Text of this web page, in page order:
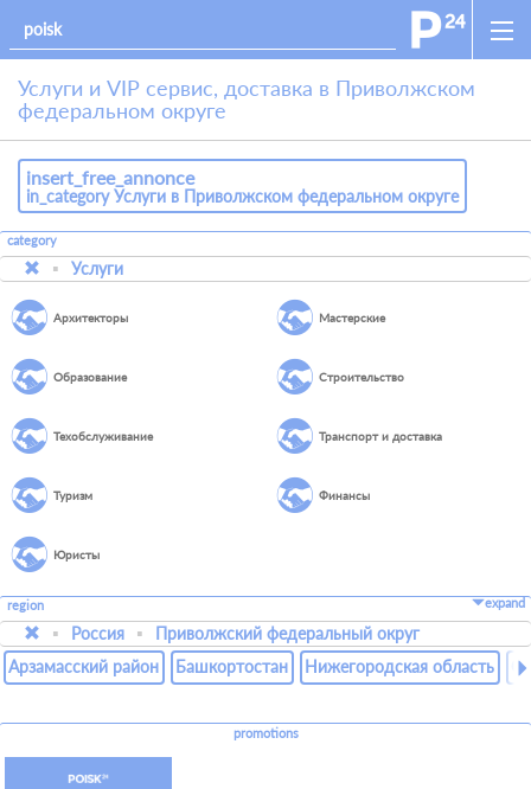
Услуги и VIP сервис, доставка в Приволжском
федеральном округе
insert_free_annonce
in_category Услуги в Приволжском федеральном округе
category
Услуги
Архитекторы Мастерские
Образование Строительство
Техобслуживание Транспорт и доставка
Туризм Финансы
Юристы
region expand
Россия
Приволжский федеральный округ
Арзамасский район
Башкортостан Нижегородская область
promotions